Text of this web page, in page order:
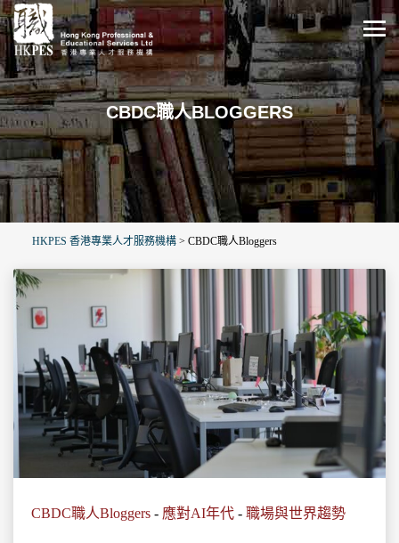
CBDC職人BLOGGERS
HKPES 香港專業人才服務機構 > CBDC職人Bloggers
CBDC職人Bloggers - 應對AI年代 - 職場與世界趨勢